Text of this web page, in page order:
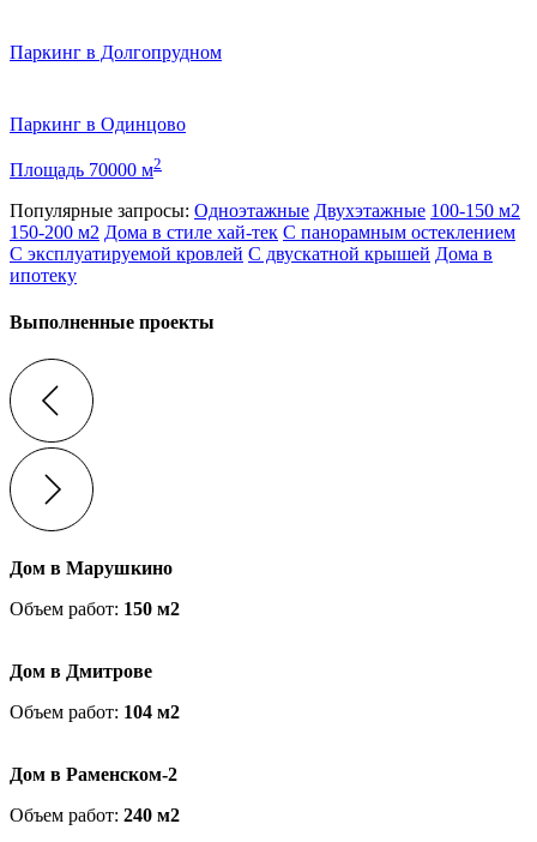
Паркинг в Долгопрудном
Паркинг в Одинцово
Площадь 70000 м2
Популярные запросы: Одноэтажные Двухэтажные 100-150 м2
150-200 м2 Дома в стиле хай-тек С панорамным остеклением
С эксплуатируемой кровлей С двускатной крышей Дома в
ипотеку
Выполненные проекты
Дом в Марушкино
Объем работ: 150 м2
Дом в Дмитрове
Объем работ: 104 м2
Дом в Раменском-2
Объем работ: 240 м2